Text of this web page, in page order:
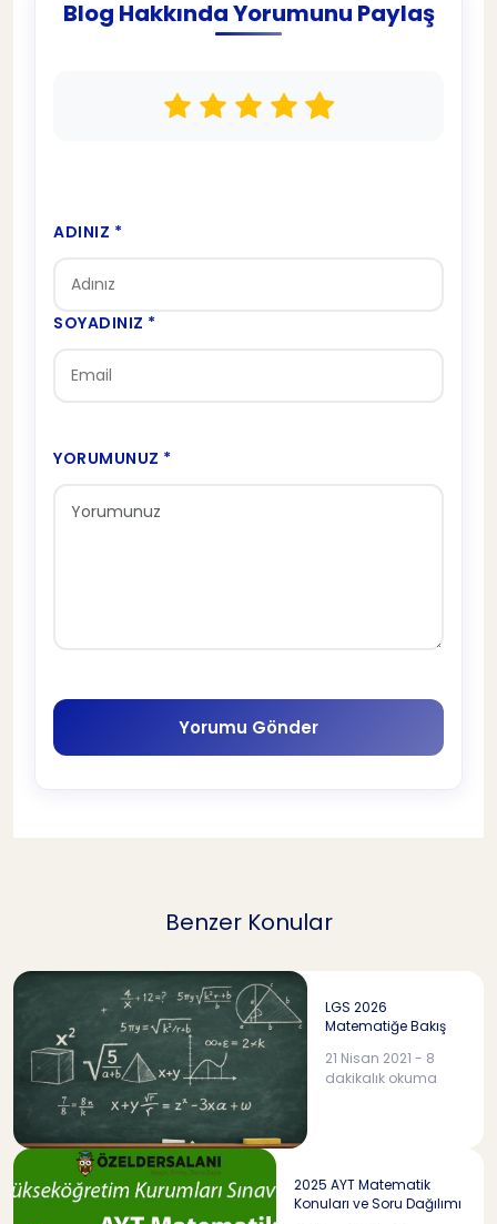
Blog Hakkında Yorumunu Paylaş
ADINIZ *
SOYADINIZ *
YORUMUNUZ *
Yorumu Gönder
Benzer Konular
LGS 2026
Matematiğe Bakış
21 Nisan 2021 - 8
dakikalık okuma
2025 AYT Matematik
Konuları ve Soru Dağılımı